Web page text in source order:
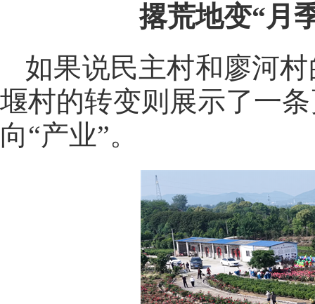
撂荒地变“月
如果说民主村和廖河
堰村的转变则展示了一
向“产业”。